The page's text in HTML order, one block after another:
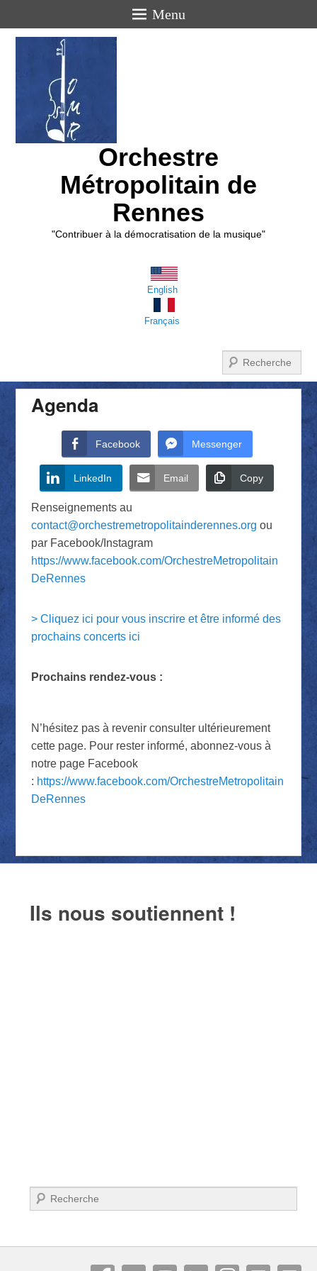
Menu
Orchestre
Métropolitain de
Rennes
"Contribuer à la démocratisation de la musique"
English
Français
Agenda
Facebook Messenger
LinkedIn Email Copy
Renseignements au
contact@orchestremetropolitainderennes.org ou
par Facebook/Instagram
https://www.facebook.com/OrchestreMetropolitain
DeRennes
> Cliquez ici pour vous inscrire et être informé des
prochains concerts ici
Prochains rendez-vous :
N’hésitez pas à revenir consulter ultérieurement
cette page. Pour rester informé, abonnez-vous à
notre page Facebook
: https://www.facebook.com/OrchestreMetropolitain
DeRennes
Ils nous soutiennent !
Recherche